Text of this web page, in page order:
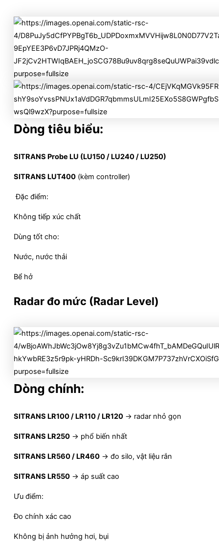
Dòng tiêu biểu:
SITRANS Probe LU (LU150 / LU240 / LU250)
SITRANS LUT400 (kèm controller)
Đặc điểm:
Không tiếp xúc chất
Dùng tốt cho:
Nước, nước thải
Bể hở
Radar đo mức (Radar Level)
Dòng chính:
SITRANS LR100 / LR110 / LR120 → radar nhỏ gọn
SITRANS LR250 → phổ biến nhất
SITRANS LR560 / LR460 → đo silo, vật liệu rắn
SITRANS LR550 → áp suất cao
Ưu điểm:
Đo chính xác cao
Không bị ảnh hưởng hơi, bụi